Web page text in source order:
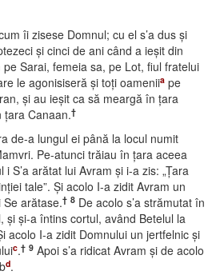
îi zisese Domnul; cu el s’a dus şi
şi cinci de ani când a ieşit din
pe Sarai, femeia sa, pe Lot, fiul fratelui
le agonisiseră şi toţi oameniia pe
şi au ieşit ca să meargă în ţara
ţara Canaan.†
de-a lungul ei până la locul numit
Pe-atunci trăiau în ţara aceea
i S’a arătat lui Avram şi i-a zis: „Ţara
tale”. Şi acolo I-a zidit Avram un
arătase.† 8 De acolo s’a strămutat în
şi şi-a întins cortul, având Betelul la
acolo I-a zidit Domnului un jertfelnic şi
c.† 9 Apoi s’a ridicat Avram şi de acolo
d.